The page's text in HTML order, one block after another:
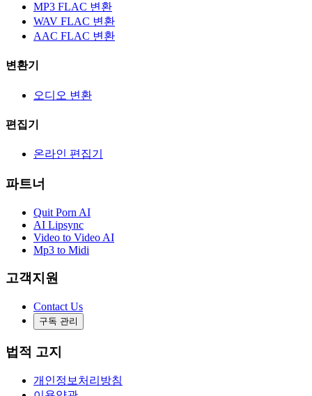
MP3 FLAC 변환
WAV FLAC 변환
AAC FLAC 변환
변환기
오디오 변환
편집기
온라인 편집기
파트너
Quit Porn AI
AI Lipsync
Video to Video AI
Mp3 to Midi
고객지원
Contact Us
구독 관리
법적 고지
개인정보처리방침